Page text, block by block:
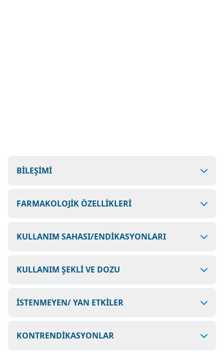
BİLEŞİMİ
FARMAKOLOJİK ÖZELLİKLERİ
KULLANIM SAHASI/ENDİKASYONLARI
KULLANIM ŞEKLİ VE DOZU
İSTENMEYEN/ YAN ETKİLER
KONTRENDİKASYONLAR